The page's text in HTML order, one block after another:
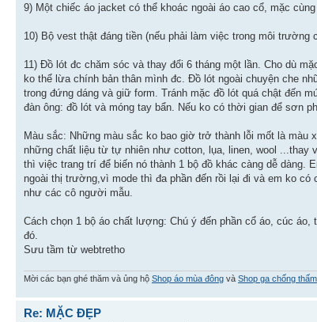
9) Một chiếc áo jacket có thể khoác ngoài áo cao cổ, mặc
10) Bộ vest thật đáng tiền (nếu phải làm việc trong môi
11) Đồ lót đc chăm sóc và thay đổi 6 tháng một lần. Cho dù
ko thể lừa chính bản thân mình đc. Đồ lót ngoài chuyện che
trong đứng dáng và giữ form. Tránh mặc đồ lót quá chật đến
đàn ông: đồ lót và móng tay bẩn. Nếu ko có thời gian để sơn
Màu sắc: Những màu sắc ko bao giờ trở thành lỗi mốt là màu
những chất liệu từ tự nhiên như cotton, lụa, linen, wool
thì việc trang trí để biến nó thành 1 bộ đồ khác càng dễ dàng.
ngoài thị trường,vì mode thì đa phần đến rồi lại đi và em ko
như các cô người mẫu.
Cách chọn 1 bộ áo chất lượng: Chú ý đến phần cổ áo, cúc
đó.
Sưu tầm từ webtretho
Mời các bạn ghé thăm và ủng hộ Shop áo mùa đông và Shop ga chống thấm
Re: MẶC ĐẸP